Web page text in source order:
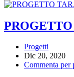
Progetti
Dic 20, 2020
Commenta per